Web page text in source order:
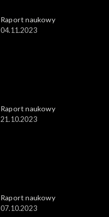
Raport naukowy
04.11.2023
Raport naukowy
21.10.2023
Raport naukowy
07.10.2023